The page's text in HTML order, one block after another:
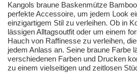
Kangols braune Baskenmütze
perfekte Accessoire, um jedem Look
einzigartigem Stil zu verleihen. Ob in
lässigen Alltagsoutfit oder um einem
Hauch von Raffinesse zu verleihen,
jedem Anlass an. Seine braune Farbe
verschiedenen Farben und Drucken
zu einem vielseitigen und zeitlosen